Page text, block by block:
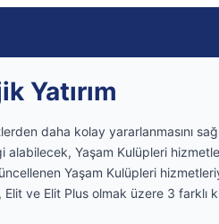
Yatırım
daha kolay yararlanmasını
alabilecek, Yaşam Kulüpleri
Yaşam Kulüpleri
Elit ve Elit Plus olmak üzere 3 farklı